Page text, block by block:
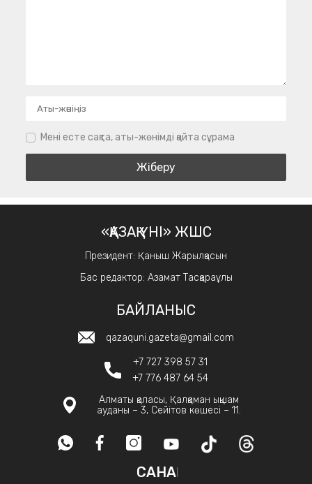
Мені есте сақта, аты-жөнімді қайта сұрама
«ҚАЗАҚ ҮНІ» ЖШС
Президент: Қаныш Жарылқасын
Бас редактор: Азамат Тасқараұлы
БАЙЛАНЫС
qazaquni.gazeta@gmail.com
+7 727 398 57 31
+7 776 487 64 54
Алматы қаласы, Қалқаман ықшам
ауданы – 3, Сейітов көшесі – 11.
САНАҚ